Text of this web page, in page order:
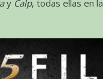
y Calp, todas ellas en la